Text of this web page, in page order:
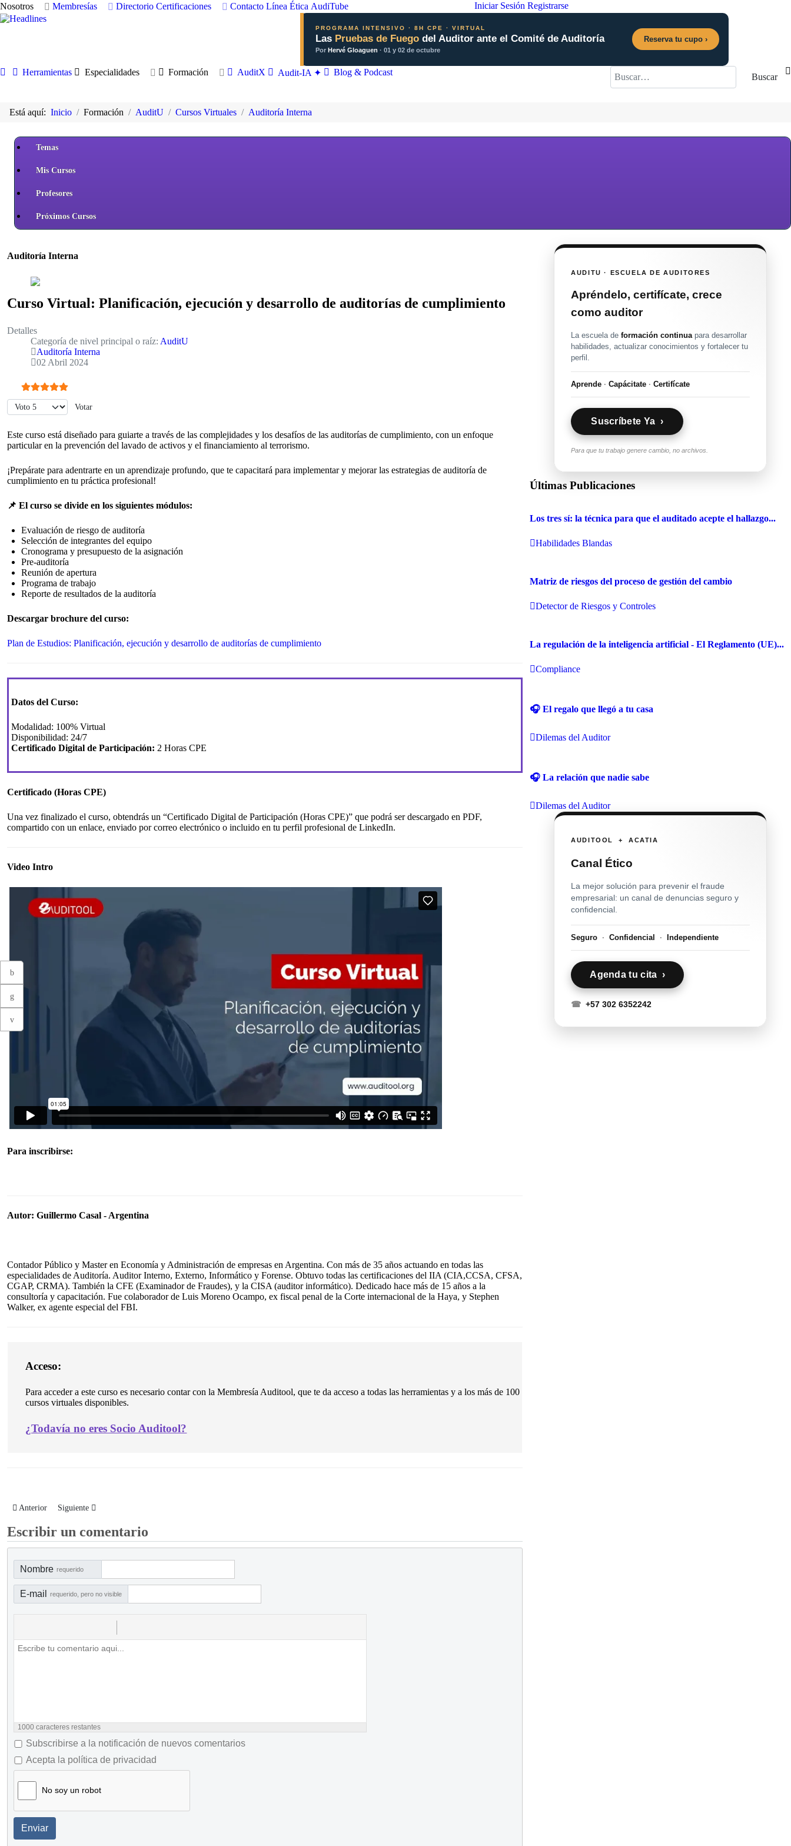
Nosotros Membresías Directorio Certificaciones Contacto Línea Ética AudiTube Iniciar Sesión Registrarse
PROGRAMA INTENSIVO · 8H CPE · VIRTUAL
Las Pruebas de Fuegodel Auditor ante el Comité de Auditoría
Por Hervé Gloaguen · 01 y 02 de octubre
Reserva tu cupo ›
Herramientas Especialidades Formación AuditX Audit-IA ✦ Blog & Podcast Buscar
Buscar
Está aquí: Inicio Formación AuditU Cursos Virtuales Auditoría Interna
Temas
Mis Cursos
Profesores
Próximos Cursos
Auditoría Interna
Curso Virtual: Planificación, ejecución y desarrollo de auditorías de cumplimiento
Detalles
Categoría de nivel principal o raíz: AuditU
Auditoría Interna
02 Abril 2024
Ratio:5/5
Por favor, vote
Este curso está diseñado para guiarte a través de las complejidades y los desafíos de las auditorías de cumplimiento, con un enfoque
particular en la prevención del lavado de activos y el financiamiento al terrorismo.
¡Prepárate para adentrarte en un aprendizaje profundo, que te capacitará para implementar y mejorar las estrategias de auditoría de
cumplimiento en tu práctica profesional!
📌 El curso se divide en los siguientes módulos:
Evaluación de riesgo de auditoría
Selección de integrantes del equipo
Cronograma y presupuesto de la asignación
Pre-auditoría
Reunión de apertura
Programa de trabajo
Reporte de resultados de la auditoría
Descargar brochure del curso:
Plan de Estudios: Planificación, ejecución y desarrollo de auditorías de cumplimiento
Datos del Curso:
Modalidad: 100% Virtual
Disponibilidad: 24/7
Certificado Digital de Participación: 2 Horas CPE
Certificado (Horas CPE)
Una vez finalizado el curso, obtendrás un “Certificado Digital de Participación (Horas CPE)” que podrá ser descargado en PDF,
compartido con un enlace, enviado por correo electrónico o incluido en tu perfil profesional de LinkedIn.
Video Intro
Para inscribirse:
Autor: Guillermo Casal - Argentina
Contador Público y Master en Economía y Administración de empresas en Argentina. Con más de 35 años actuando en todas las
especialidades de Auditoría. Auditor Interno, Externo, Informático y Forense. Obtuvo todas las certificaciones del IIA (CIA,CCSA, CFSA,
CGAP, CRMA). También la CFE (Examinador de Fraudes), y la CISA (auditor informático). Dedicado hace más de 15 años a la
consultoría y capacitación. Fue colaborador de Luis Moreno Ocampo, ex fiscal penal de la Corte internacional de la Haya, y Stephen
Walker, ex agente especial del FBI.
Acceso:
Para acceder a este curso es necesario contar con la Membresía Auditool, que te da acceso a todas las herramientas y a los más de 100
cursos virtuales disponibles.
¿Todavía no eres Socio Auditool?
Artículo anterior: Curso Virtual: Implementación de los Dominios I y II según las Nuevas Normas de Auditoría Interna
Anterior Artículo siguiente: Curso Virtual: Manejo de conflictos de interés en la auditoría interna
Siguiente
Escribir un comentario
Nombre requerido
E-mail requerido, pero no visible
1000 caracteres restantes
Subscribirse a la notificación de nuevos comentarios
Acepta la política de privacidad
No soy un robot
Enviar
AUDITU · ESCUELA DE AUDITORES
Apréndelo, certifícate, crece
como auditor
La escuela deformación continuapara desarrollar
habilidades, actualizar conocimientos y fortalecer tu
perfil.
Aprende · Capácitate · Certifícate
Suscríbete Ya ›
Para que tu trabajo genere cambio, no archivos.
Últimas Publicaciones
Los tres sí: la técnica para que el auditado acepte el hallazgo...
Habilidades Blandas
Matriz de riesgos del proceso de gestión del cambio
Detector de Riesgos y Controles
La regulación de la inteligencia artificial - El Reglamento (UE)...
Compliance
🎧 El regalo que llegó a tu casa
Dilemas del Auditor
🎧 La relación que nadie sabe
Dilemas del Auditor
AUDITOOL + ACATIA
Canal Ético
La mejor solución para prevenir el fraude
empresarial: un canal de denuncias seguro y
confidencial.
Seguro · Confidencial · Independiente
Agenda tu cita ›
☎ +57 302 6352242